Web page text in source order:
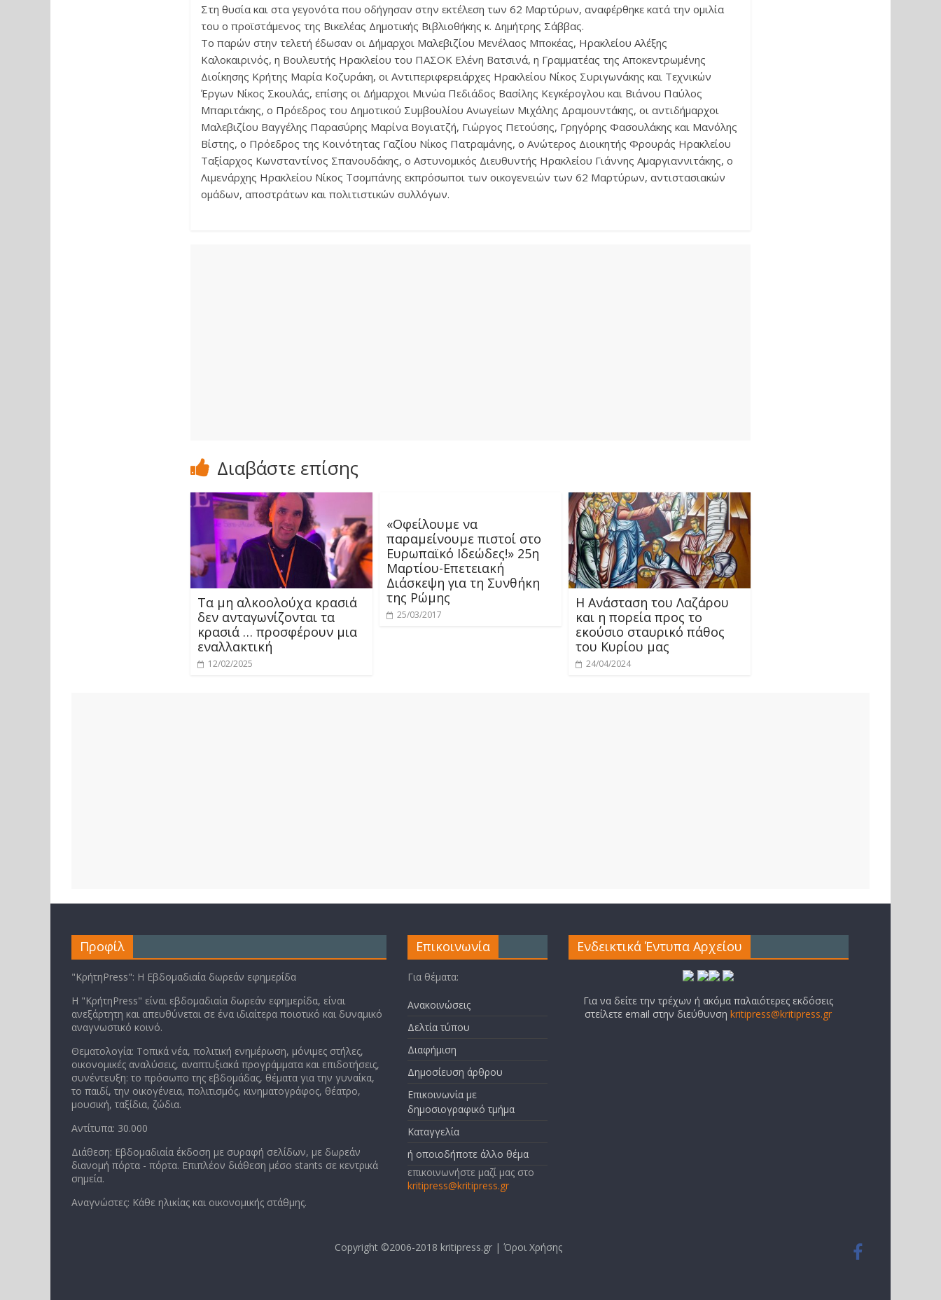
Στη θυσία και στα γεγονότα που οδήγησαν στην εκτέλεση των 62 Μαρτύρων, αναφέρθηκε κατά την ομιλία
του ο προϊστάμενος της Βικελέας Δημοτικής Βιβλιοθήκης κ. Δημήτρης Σάββας.
Το παρών στην τελετή έδωσαν οι Δήμαρχοι Μαλεβιζίου Μενέλαος Μποκέας, Ηρακλείου Αλέξης
Καλοκαιρινός, η Βουλευτής Ηρακλείου του ΠΑΣΟΚ Ελένη Βατσινά, η Γραμματέας της Αποκεντρωμένης
Διοίκησης Κρήτης Μαρία Κοζυράκη, οι Αντιπεριφερειάρχες Ηρακλείου Νίκος Συριγωνάκης και Τεχνικών
Έργων Νίκος Σκουλάς, επίσης οι Δήμαρχοι Μινώα Πεδιάδος Βασίλης Κεγκέρογλου και Βιάνου Παύλος
Μπαριτάκης, ο Πρόεδρος του Δημοτικού Συμβουλίου Ανωγείων Μιχάλης Δραμουντάκης, οι αντιδήμαρχοι
Μαλεβιζίου Βαγγέλης Παρασύρης Μαρίνα Βογιατζή, Γιώργος Πετούσης, Γρηγόρης Φασουλάκης και Μανόλης
Βίστης, ο Πρόεδρος της Κοινότητας Γαζίου Νίκος Πατραμάνης, ο Ανώτερος Διοικητής Φρουράς Ηρακλείου
Ταξίαρχος Κωνσταντίνος Σπανουδάκης, ο Αστυνομικός Διευθυντής Ηρακλείου Γιάννης Αμαργιαννιτάκης, ο
Λιμενάρχης Ηρακλείου Νίκος Τσομπάνης εκπρόσωποι των οικογενειών των 62 Μαρτύρων, αντιστασιακών
ομάδων, αποστράτων και πολιτιστικών συλλόγων.
Διαβάστε επίσης
Τα μη αλκοολούχα κρασιά
δεν ανταγωνίζονται τα
κρασιά … προσφέρουν μια
εναλλακτική
12/02/2025
«Οφείλουμε να
παραμείνουμε πιστοί στο
Ευρωπαϊκό Ιδεώδες!» 25η
Μαρτίου-Επετειακή
Διάσκεψη για τη Συνθήκη
της Ρώμης
25/03/2017
Η Ανάσταση του Λαζάρου
και η πορεία προς το
εκούσιο σταυρικό πάθος
του Κυρίου μας
24/04/2024
Προφίλ
"ΚρήτηPress": Η Εβδομαδιαία δωρεάν εφημερίδα
Η "ΚρήτηPress" είναι εβδομαδιαία δωρεάν εφημερίδα, είναι
ανεξάρτητη και απευθύνεται σε ένα ιδιαίτερα ποιοτικό και δυναμικό
αναγνωστικό κοινό.
Θεματολογία: Τοπικά νέα, πολιτική ενημέρωση, μόνιμες στήλες,
οικονομικές αναλύσεις, αναπτυξιακά προγράμματα και επιδοτήσεις,
συνέντευξη: το πρόσωπο της εβδομάδας, θέματα για την γυναίκα,
το παιδί, την οικογένεια, πολιτισμός, κινηματογράφος, θέατρο,
μουσική, ταξίδια, ζώδια.
Αντίτυπα: 30.000
Διάθεση: Εβδομαδιαία έκδοση με συραφή σελίδων, με δωρεάν
διανομή πόρτα - πόρτα. Επιπλέον διάθεση μέσο stants σε κεντρικά
σημεία.
Αναγνώστες: Κάθε ηλικίας και οικονομικής στάθμης.
Επικοινωνία
Για θέματα:
Ανακοινώσεις
Δελτία τύπου
Διαφήμιση
Δημοσίευση άρθρου
Επικοινωνία με
δημοσιογραφικό τμήμα
Καταγγελία
ή οποιοδήποτε άλλο θέμα
επικοινωνήστε μαζί μας στο
kritipress@kritipress.gr
Ενδεικτικά Έντυπα Αρχείου
Για να δείτε την τρέχων ή ακόμα παλαιότερες εκδόσεις
στείλετε email στην διεύθυνσηkritipress@kritipress.gr
Copyright ©2006-2018 kritipress.gr | Όροι Χρήσης